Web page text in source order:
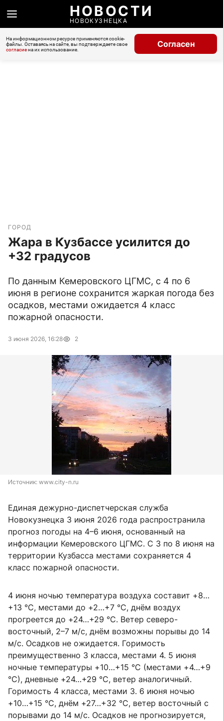
НОВОСТИ
НОВОКУЗНЕЦКА
На информационном ресурсе применяются cookie-
файлы. Оставаясь на сайте, вы подтверждаете свое
согласиена их использование.
Согласен
ГОРОД
Жара в Кузбассе усилится до
+32 градусов
По данным Кемеровского ЦГМС, с 4 по 6
июня в регионе сохранится жаркая погода без
осадков, местами ожидается 4 класс
пожарной опасности.
3 июня 2026, 16:28 2
Источник: www.city-n.ru
Единая дежурно-диспетчерская служба
Новокузнецка 3 июня 2026 года распространила
прогноз погоды на 4–6 июня, основанный на
информации Кемеровского ЦГМС. С 3 по 8 июня на
территории Кузбасса местами сохраняется 4
класс пожарной опасности.
4 июня ночью температура воздуха составит +8…
+13 °C, местами до +2…+7 °C, днём воздух
прогреется до +24…+29 °C. Ветер северо-
восточный, 2–7 м/с, днём возможны порывы до 14
м/с. Осадков не ожидается. Горимость
преимущественно 3 класса, местами 4. 5 июня
ночные температуры +10…+15 °C (местами +4…+9
°C), дневные +24…+29 °C, ветер аналогичный.
Горимость 4 класса, местами 3. 6 июня ночью
+10…+15 °C, днём +27…+32 °C, ветер восточный с
порывами до 14 м/с. Осадков не прогнозируется,